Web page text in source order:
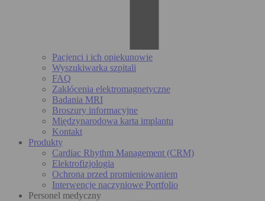
Pacjenci i ich opiekunowie
Wyszukiwarka szpitali
FAQ
Zakłócenia elektromagnetyczne
Badania MRI
Broszury informacyjne
Międzynarodowa karta implantu
Kontakt
Produkty
Cardiac Rhythm Management (CRM)
Elektrofizjologia
Ochrona przed promieniowaniem
Interwencje naczyniowe Portfolio
Personel medyczny